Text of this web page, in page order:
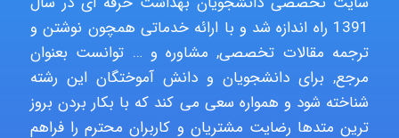
Niloofar
USER124
1391 راه اندازه شد و با ارائه خدماتی همچون نوشتن و
ترجمه مقالات تخصصی, مشاوره و … توانست بعنوان
مرجع, برای دانشجویان و دانش آموختگان این رشته
شناخته شود و همواره سعی می کند که با بکار بردن بروز
ترین متدها رضایت مشتریان و کاربران محترم را فراهم